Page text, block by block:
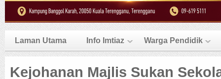
Laman Utama Info Imtiaz Warga Pendidik
Kejohanan Majlis Sukan